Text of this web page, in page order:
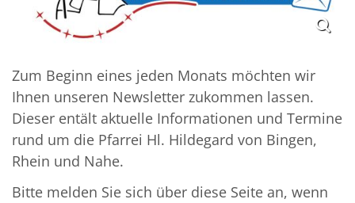
Zum Beginn eines jeden Monats möchten wir
Ihnen unseren Newsletter zukommen lassen.
Dieser entält aktuelle Informationen und Termine
rund um die Pfarrei Hl. Hildegard von Bingen,
Rhein und Nahe.
Bitte melden Sie sich über diese Seite an, wenn